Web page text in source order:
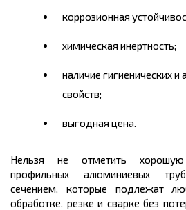
коррозионная
химическая инертность;
наличие гигиенических и
свойств;
выгодная цена.
Нельзя не отметить хорошую
профильных алюминиевых
сечением, которые подлежат
обработке, резке и сварке без